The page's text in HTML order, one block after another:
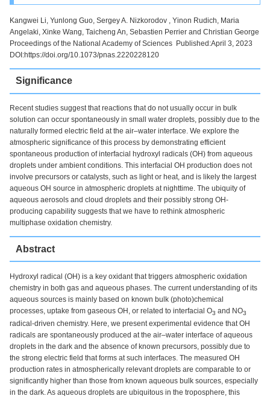
Kangwei Li, Yunlong Guo, Sergey A. Nizkorodov , Yinon Rudich, Maria
Angelaki, Xinke Wang, Taicheng An, Sebastien Perrier and Christian George
Proceedings of the National Academy of Sciences Published:April 3, 2023
DOI:https://doi.org/10.1073/pnas.2220228120
Significance
Recent studies suggest that reactions that do not usually occur in bulk
solution can occur spontaneously in small water droplets, possibly due to the
naturally formed electric field at the air–water interface. We explore the
atmospheric significance of this process by demonstrating efficient
spontaneous production of interfacial hydroxyl radicals (OH) from aqueous
droplets under ambient conditions. This interfacial OH production does not
involve precursors or catalysts, such as light or heat, and is likely the largest
aqueous OH source in atmospheric droplets at nighttime. The ubiquity of
aqueous aerosols and cloud droplets and their possibly strong OH-
producing capability suggests that we have to rethink atmospheric
multiphase oxidation chemistry.
Abstract
Hydroxyl radical (OH) is a key oxidant that triggers atmospheric oxidation
chemistry in both gas and aqueous phases. The current understanding of its
aqueous sources is mainly based on known bulk (photo)chemical
processes, uptake from gaseous OH, or related to interfacial O3 and NO3
radical-driven chemistry. Here, we present experimental evidence that OH
radicals are spontaneously produced at the air–water interface of aqueous
droplets in the dark and the absence of known precursors, possibly due to
the strong electric field that forms at such interfaces. The measured OH
production rates in atmospherically relevant droplets are comparable to or
significantly higher than those from known aqueous bulk sources, especially
in the dark. As aqueous droplets are ubiquitous in the troposphere, this